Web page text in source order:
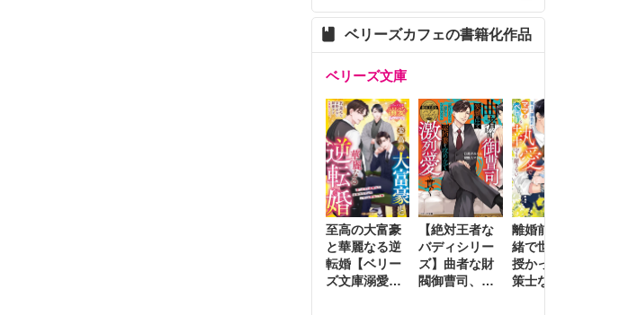
ベリーズカフェの書籍化作品
ベリーズ文庫
至高の大富豪
と華麗なる逆
転婚【ベリー
ズ文庫溺愛ア
【絶対王者な
バディシリー
ズ】曲者な財
閥御曹司、笑
離婚前夜に内
緒で世継ぎを
授かったら～
策士な御曹司